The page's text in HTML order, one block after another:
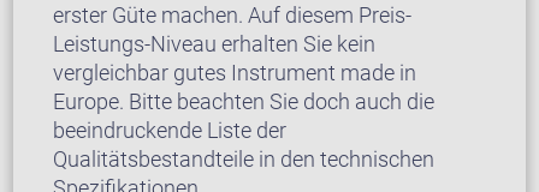
erster Güte machen. Auf diesem Preis-
Leistungs-Niveau erhalten Sie kein
vergleichbar gutes Instrument made in
Europe. Bitte beachten Sie doch auch die
beeindruckende Liste der
Qualitätsbestandteile in den technischen